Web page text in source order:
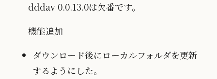
dddav 0.0.13.0は欠番です。
機能追加
ダウンロード後にローカルフォルダを更新
するようにした。